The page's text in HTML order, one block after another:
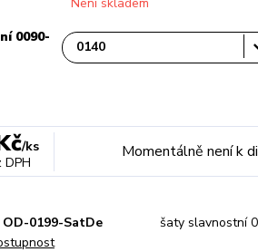
0090-
/ks
DPH
Momentálně není k
OD-0199-SatDe šaty slavnostní